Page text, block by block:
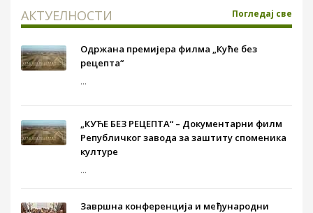
АКТУЕЛНОСТИ Погледај све
Одржана премијера филма „Куће без
рецепта“
...
„КУЋЕ БЕЗ РЕЦЕПТА“ – Документарни филм
Републичког завода за заштиту споменика
културе
...
Завршна конференција и међународни